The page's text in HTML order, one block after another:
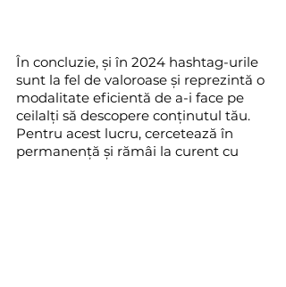
În concluzie, și în 2024 hashtag-urile
sunt la fel de valoroase și reprezintă o
modalitate eficientă de a-i face pe
ceilalți să descopere conținutul tău.
Pentru acest lucru, cercetează în
permanență și rămâi la curent cu